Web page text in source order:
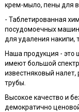
крем-мыло, пены для
- Таблетированная
посудомоечных
для удаления накипи,
Наша продукция - это
имеют большой
известняковый
трубы.
Высокое качество и
демократично